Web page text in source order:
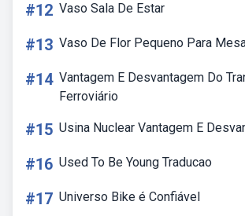
#12 Vaso Sala De Estar
#13 Vaso De Flor Pequeno Para
#14 Vantagem E Desvantagem Do
Ferroviário
#15 Usina Nuclear Vantagem E
#16 Used To Be Young Traducao
#17 Universo Bike é Confiável